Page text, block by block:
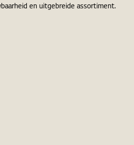
en uitgebreide assortiment.